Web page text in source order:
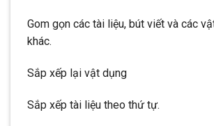
Gom gọn các tài liệu, bút viết và các
khác.
Sắp xếp lại vật dụng
Sắp xếp tài liệu theo thứ tự.